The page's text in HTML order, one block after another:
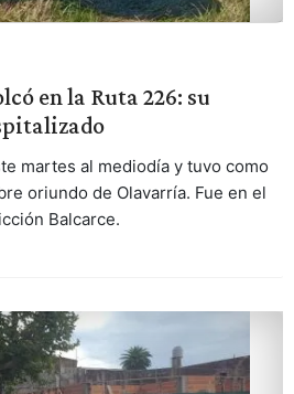
en la Ruta 226: su
martes al mediodía y tuvo como
oriundo de Olavarría. Fue en el
Balcarce.